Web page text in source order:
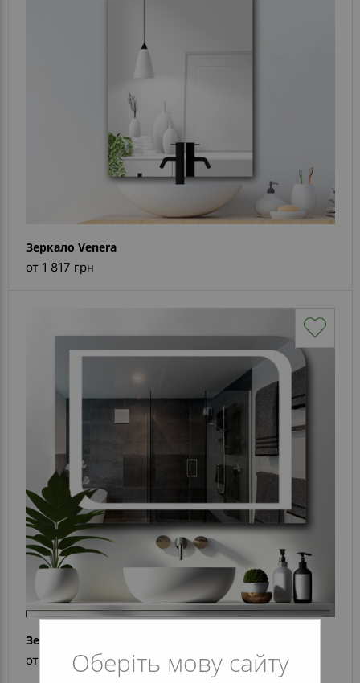
Оберіть мову сайту
Зеркало Venera
от 1 817 грн
Зеркало Enrica
от 6 595 грн